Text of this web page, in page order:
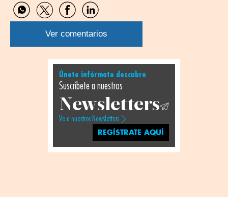
Compartir
por
WhatsApp
Compartir
por
Twitter
Compartir
por
Facebook
Compartir
por
Linkedin
Ver comentarios
Únete infórmate descubre
Suscríbete a nuestros
Newsletters
Ve a nuestros Newsletters
REGÍSTRATE AQUÍ